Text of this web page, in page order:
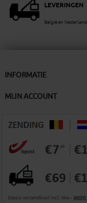
LEVERINGEN
België en Nederland
INFORMATIE
MIJN ACCOUNT